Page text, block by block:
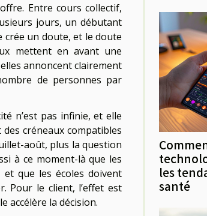
Entre cours collectif,
jours, un débutant
un doute, et le doute
mettent en avant une
annoncent clairement
de personnes par
n’est pas infinie, et elle
créneaux compatibles
août, plus la question
à ce moment-là que les
et que les écoles doivent
Pour le client, l’effet est
accélère la décision.
les
santé